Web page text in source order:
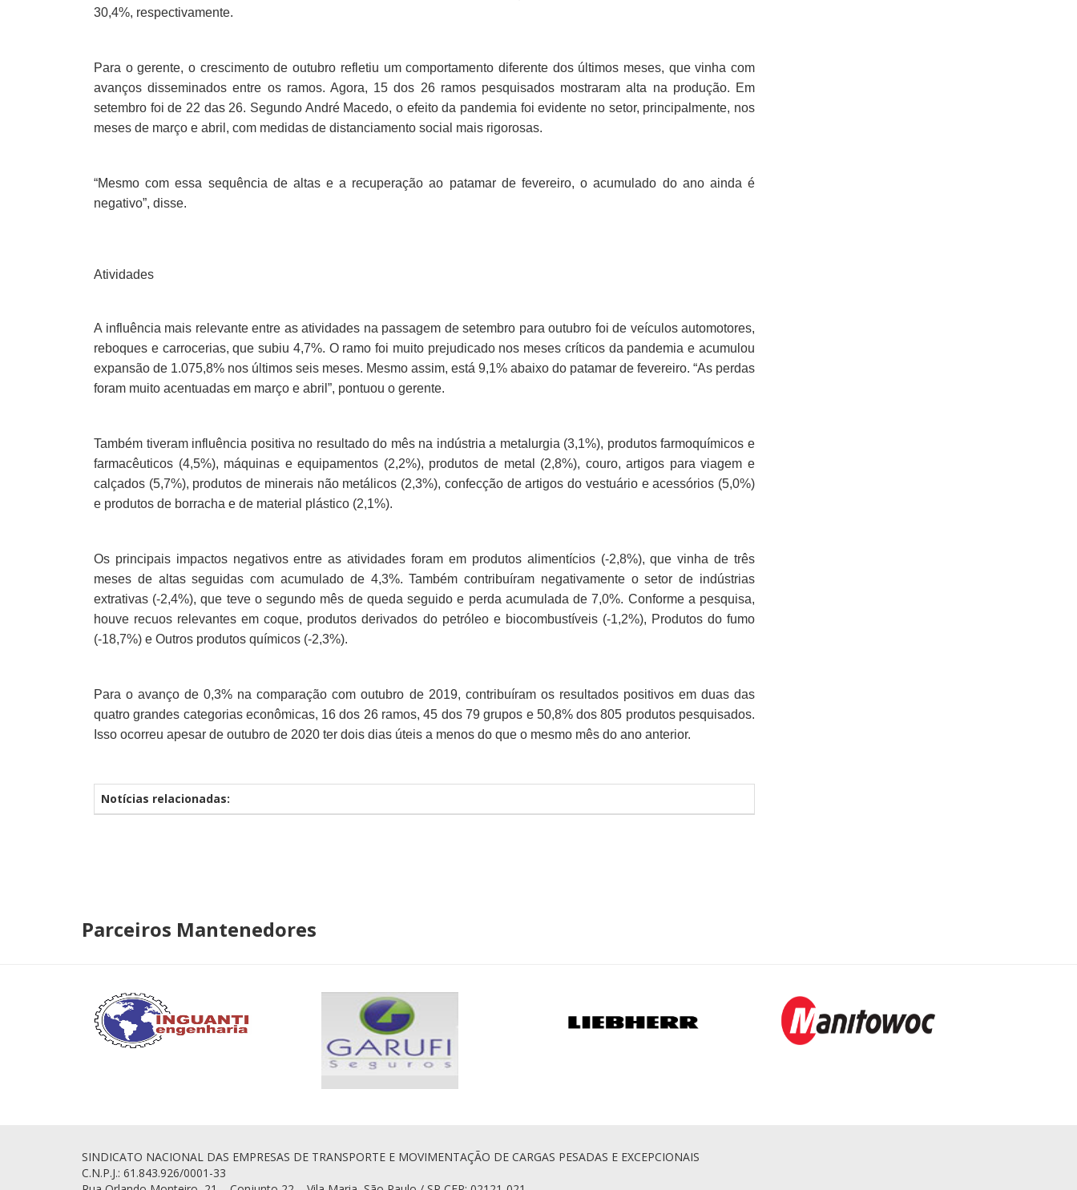
30,4%, respectivamente.
Para o gerente, o crescimento de outubro refletiu um comportamento diferente dos últimos meses, que vinha com
avanços disseminados entre os ramos. Agora, 15 dos 26 ramos pesquisados mostraram alta na produção. Em
setembro foi de 22 das 26. Segundo André Macedo, o efeito da pandemia foi evidente no setor, principalmente, nos
meses de março e abril, com medidas de distanciamento social mais rigorosas.
“Mesmo com essa sequência de altas e a recuperação ao patamar de fevereiro, o acumulado do ano ainda é
negativo”, disse.
Atividades
A influência mais relevante entre as atividades na passagem de setembro para outubro foi de veículos automotores,
reboques e carrocerias, que subiu 4,7%. O ramo foi muito prejudicado nos meses críticos da pandemia e acumulou
expansão de 1.075,8% nos últimos seis meses. Mesmo assim, está 9,1% abaixo do patamar de fevereiro. “As perdas
foram muito acentuadas em março e abril”, pontuou o gerente.
Também tiveram influência positiva no resultado do mês na indústria a metalurgia (3,1%), produtos farmoquímicos e
farmacêuticos (4,5%), máquinas e equipamentos (2,2%), produtos de metal (2,8%), couro, artigos para viagem e
calçados (5,7%), produtos de minerais não metálicos (2,3%), confecção de artigos do vestuário e acessórios (5,0%)
e produtos de borracha e de material plástico (2,1%).
Os principais impactos negativos entre as atividades foram em produtos alimentícios (-2,8%), que vinha de três
meses de altas seguidas com acumulado de 4,3%. Também contribuíram negativamente o setor de indústrias
extrativas (-2,4%), que teve o segundo mês de queda seguido e perda acumulada de 7,0%. Conforme a pesquisa,
houve recuos relevantes em coque, produtos derivados do petróleo e biocombustíveis (-1,2%), Produtos do fumo
(-18,7%) e Outros produtos químicos (-2,3%).
Para o avanço de 0,3% na comparação com outubro de 2019, contribuíram os resultados positivos em duas das
quatro grandes categorias econômicas, 16 dos 26 ramos, 45 dos 79 grupos e 50,8% dos 805 produtos pesquisados.
Isso ocorreu apesar de outubro de 2020 ter dois dias úteis a menos do que o mesmo mês do ano anterior.
Notícias relacionadas:
Parceiros Mantenedores
SINDICATO NACIONAL DAS EMPRESAS DE TRANSPORTE E MOVIMENTAÇÃO DE CARGAS PESADAS E EXCEPCIONAIS
C.N.P.J.: 61.843.926/0001-33